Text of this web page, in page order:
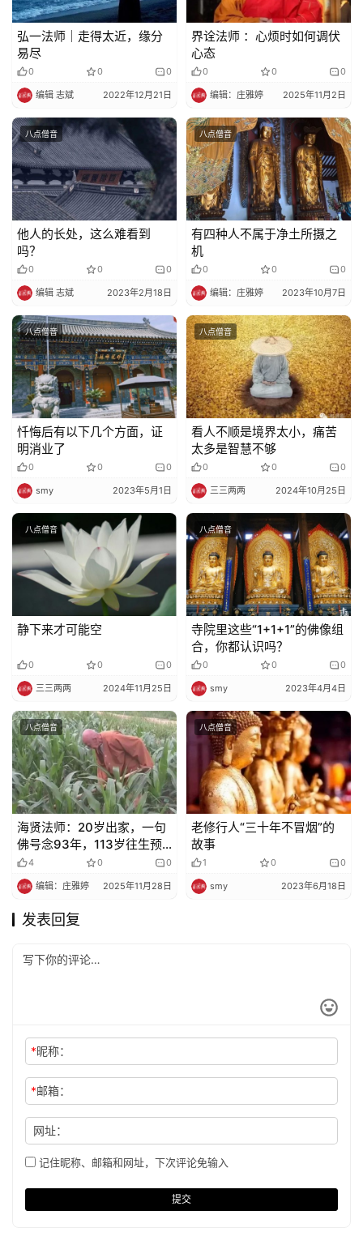
免
责
声
明
弘一法师｜走得太近，缘分
易尽
0 0 0
编辑 志斌 2022年12月21日
界诠法师 ：心烦时如何调伏
心态
0 0 0
编辑：庄雅婷 2025年11月2日
八点僧音
他人的长处，这么难看到
吗？
0 0 0
编辑 志斌 2023年2月18日
八点僧音
有四种人不属于净土所摄之
机
0 0 0
编辑：庄雅婷 2023年10月7日
八点僧音
忏悔后有以下几个方面，证
明消业了
0 0 0
smy 2023年5月1日
八点僧音
看人不顺是境界太小，痛苦
太多是智慧不够
0 0 0
三三两两 2024年10月25日
八点僧音
静下来才可能空
0 0 0
三三两两 2024年11月25日
八点僧音
寺院里这些“1+1+1”的佛像组
合，你都认识吗？
0 0 0
smy 2023年4月4日
八点僧音
海贤法师：20岁出家，一句
佛号念93年，113岁往生预
知时至！
4 0 0
编辑：庄雅婷 2025年11月28日
八点僧音
老修行人“三十年不冒烟”的
故事
1 0 0
smy 2023年6月18日
发表回复
*昵称：
*邮箱：
网址：
记住昵称、邮箱和网址，下次评论免输入
提交